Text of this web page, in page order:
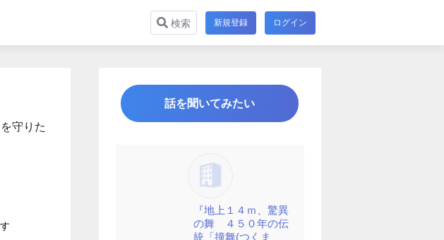
検索 新規登録 ログイン
守りた
話を聞いてみたい
『地上１４ｍ、驚異
の舞 ４５０年の伝
統「撞舞(つくま